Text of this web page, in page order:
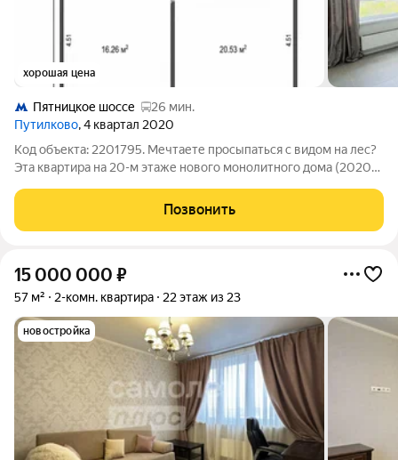
хорошая цена
Пятницкое шоссе
26 мин.
Путилково, 4 квартал 2020
Код объекта: 2201795. Мечтаете просыпаться с видом на лес?
Эта квартира на 20-м этаже нового монолитного дома (2020
просторы Митинского леса, забываешь о суете мегаполиса.
Внутри
Позвонить
15 000 000 ₽
57 м² 2-комн. квартира 22 этаж из 23
новостройка